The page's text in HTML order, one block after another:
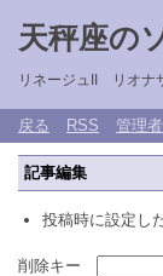
天秤座の
リネージュII リオナ
戻る RSS 管理
記事編集
投稿時に設定し
削除キー